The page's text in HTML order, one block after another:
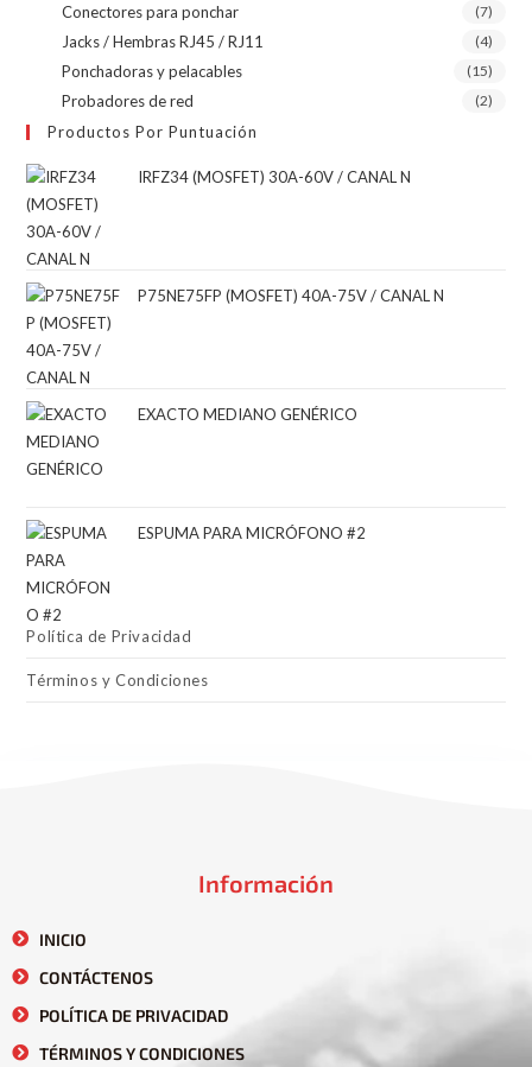
Conectores para ponchar (7)
Jacks / Hembras RJ45 / RJ11 (4)
Ponchadoras y pelacables (15)
Probadores de red (2)
Productos Por Puntuación
IRFZ34 (MOSFET) 30A-60V / CANAL N
P75NE75FP (MOSFET) 40A-75V / CANAL N
EXACTO MEDIANO GENÉRICO
ESPUMA PARA MICRÓFONO #2
Política de Privacidad
Términos y Condiciones
Información
INICIO
CONTÁCTENOS
POLÍTICA DE PRIVACIDAD
TÉRMINOS Y CONDICIONES